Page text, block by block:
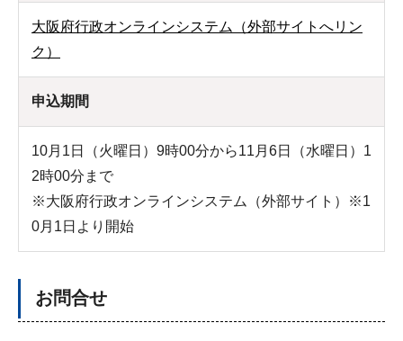
大阪府行政オンラインシステム（外部サイトへリン
ク）
申込期間
10月1日（火曜日）9時00分から11月6日（水曜日）1
2時00分まで
※大阪府行政オンラインシステム（外部サイト）※1
0月1日より開始
お問合せ